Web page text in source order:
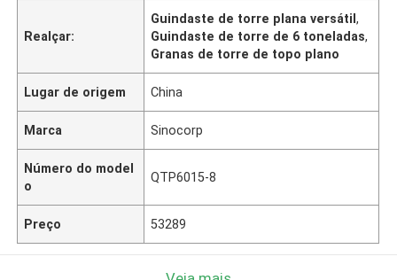
Realçar:
Guindaste de torre plana versátil,
Guindaste de torre de 6 toneladas,
Granas de torre de topo plano
Lugar de origem China
Marca Sinocorp
Número do model
o
QTP6015-8
Preço 53289